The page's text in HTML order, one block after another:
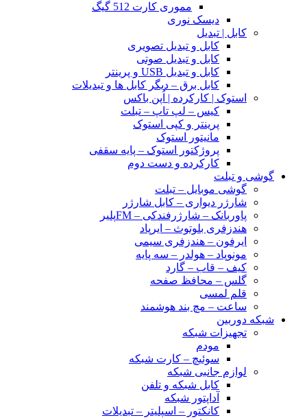
مموری کارت 512 گیگ
دیسک نوری
کابل | تبدیل
کابل و تبدیل تصویری
کابل و تبدیل صوتی
کابل و تبدیل USB و پرینتر
کابل برق – دیگر کابل ها و تبدیلات
استوک | کارکرده | اُپن باکس
کیس – لپ تاپ – تبلت
پرینتر و کپی استوک
مانیتور استوک
پروژکتور استوک – پایه سقفی
کارکرده و دست دوم
گوشی و تبلت
گوشی موبایل – تبلت
شارژر دیواری – کابل شارژر
پاوربانک – شارژرفندکی – FMپلیر
هندزفری بلوتوث – ایرپاد
ایرفون – هندزفری سیمی
مونوپاد – هولدر – سه پایه
کیف – قاب – گارد
گلس – محافظ صفحه
قلم لمسی
ساعت – مچ بند هوشمند
شبکه دوربین
تجهیزات شبکه
مودم
سوئیچ – کارت شبکه
لوازم جانبی شبکه
کابل شبکه و تلفن
آداپتور شبکه
کانکتور – اسپلیتر – تبدیلات